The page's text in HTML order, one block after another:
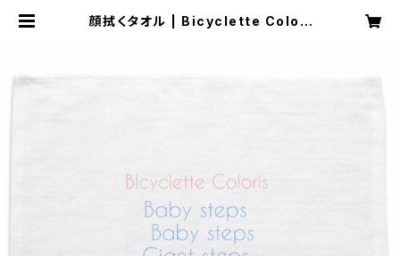
顔拭くタオル | Bicyclette Colori